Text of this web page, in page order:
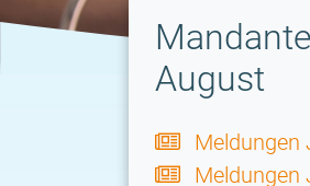
August
Meldungen
Meldungen